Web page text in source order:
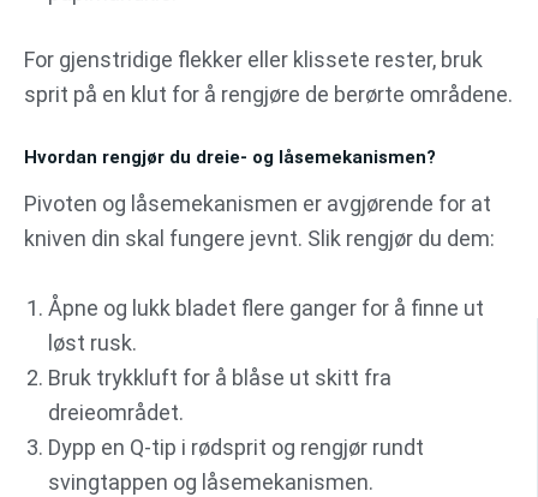
For gjenstridige flekker eller klissete rester, bruk
sprit på en klut for å rengjøre de berørte områdene.
Hvordan rengjør du dreie- og låsemekanismen?
Pivoten og låsemekanismen er avgjørende for at
kniven din skal fungere jevnt. Slik rengjør du dem:
Åpne og lukk bladet flere ganger for å finne ut
løst rusk.
Bruk trykkluft for å blåse ut skitt fra
dreieområdet.
Dypp en Q-tip i rødsprit og rengjør rundt
svingtappen og låsemekanismen.